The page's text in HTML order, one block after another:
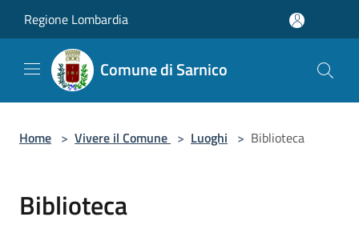
Regione Lombardia
Comune di Sarnico
Home > Vivere il Comune > Luoghi > Biblioteca
Biblioteca